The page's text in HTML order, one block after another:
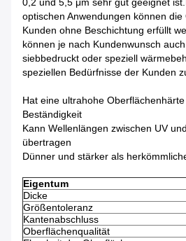
0,2 und 5,5 μm sehr gut geeignet
optischen Anwendungen können
Kunden ohne Beschichtung erfüllt
können je nach Kundenwunsch
siebbedruckt oder speziell
speziellen Bedürfnisse der Kunden
Hat eine ultrahohe
Beständigkeit
Kann Wellenlängen zwischen UV
übertragen
Dünner und stärker als
Eigentum
Dicke
Größentoleranz
Kantenabschluss
Oberflächenqualität